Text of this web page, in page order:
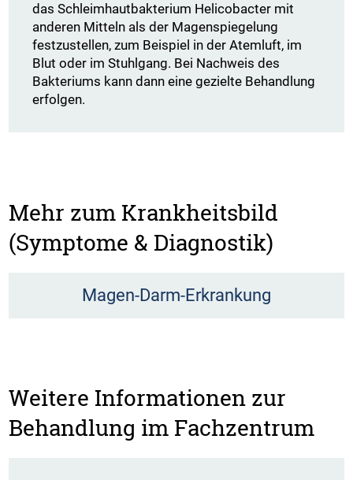
das Schleimhautbakterium Helicobacter mit
anderen Mitteln als der Magenspiegelung
festzustellen, zum Beispiel in der Atemluft, im
Blut oder im Stuhlgang. Bei Nachweis des
Bakteriums kann dann eine gezielte Behandlung
erfolgen.
Mehr zum Krankheitsbild
(Symptome & Diagnostik)
Magen-Darm-Erkrankung
Weitere Informationen zur
Behandlung im Fachzentrum